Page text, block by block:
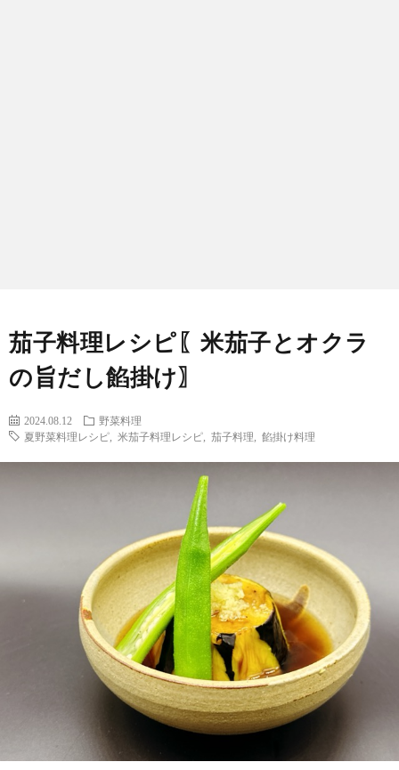
茄子料理レシピ〖米茄子とオクラ
の旨だし餡掛け〗
2024.08.12
野菜料理
夏野菜料理レシピ
米茄子料理レシピ 茄子料理 餡掛け料理